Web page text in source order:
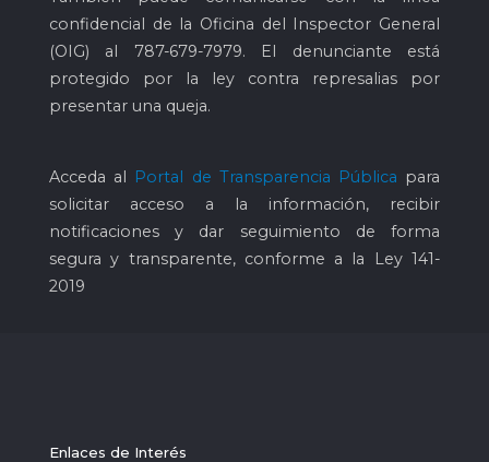
confidencial de la Oficina del Inspector General
(OIG) al 787-679-7979. El denunciante está
protegido por la ley contra represalias por
presentar una queja.
Acceda al Portal de Transparencia Pública para
solicitar acceso a la información, recibir
notificaciones y dar seguimiento de forma
segura y transparente, conforme a la Ley 141-
2019
Enlaces de Interés